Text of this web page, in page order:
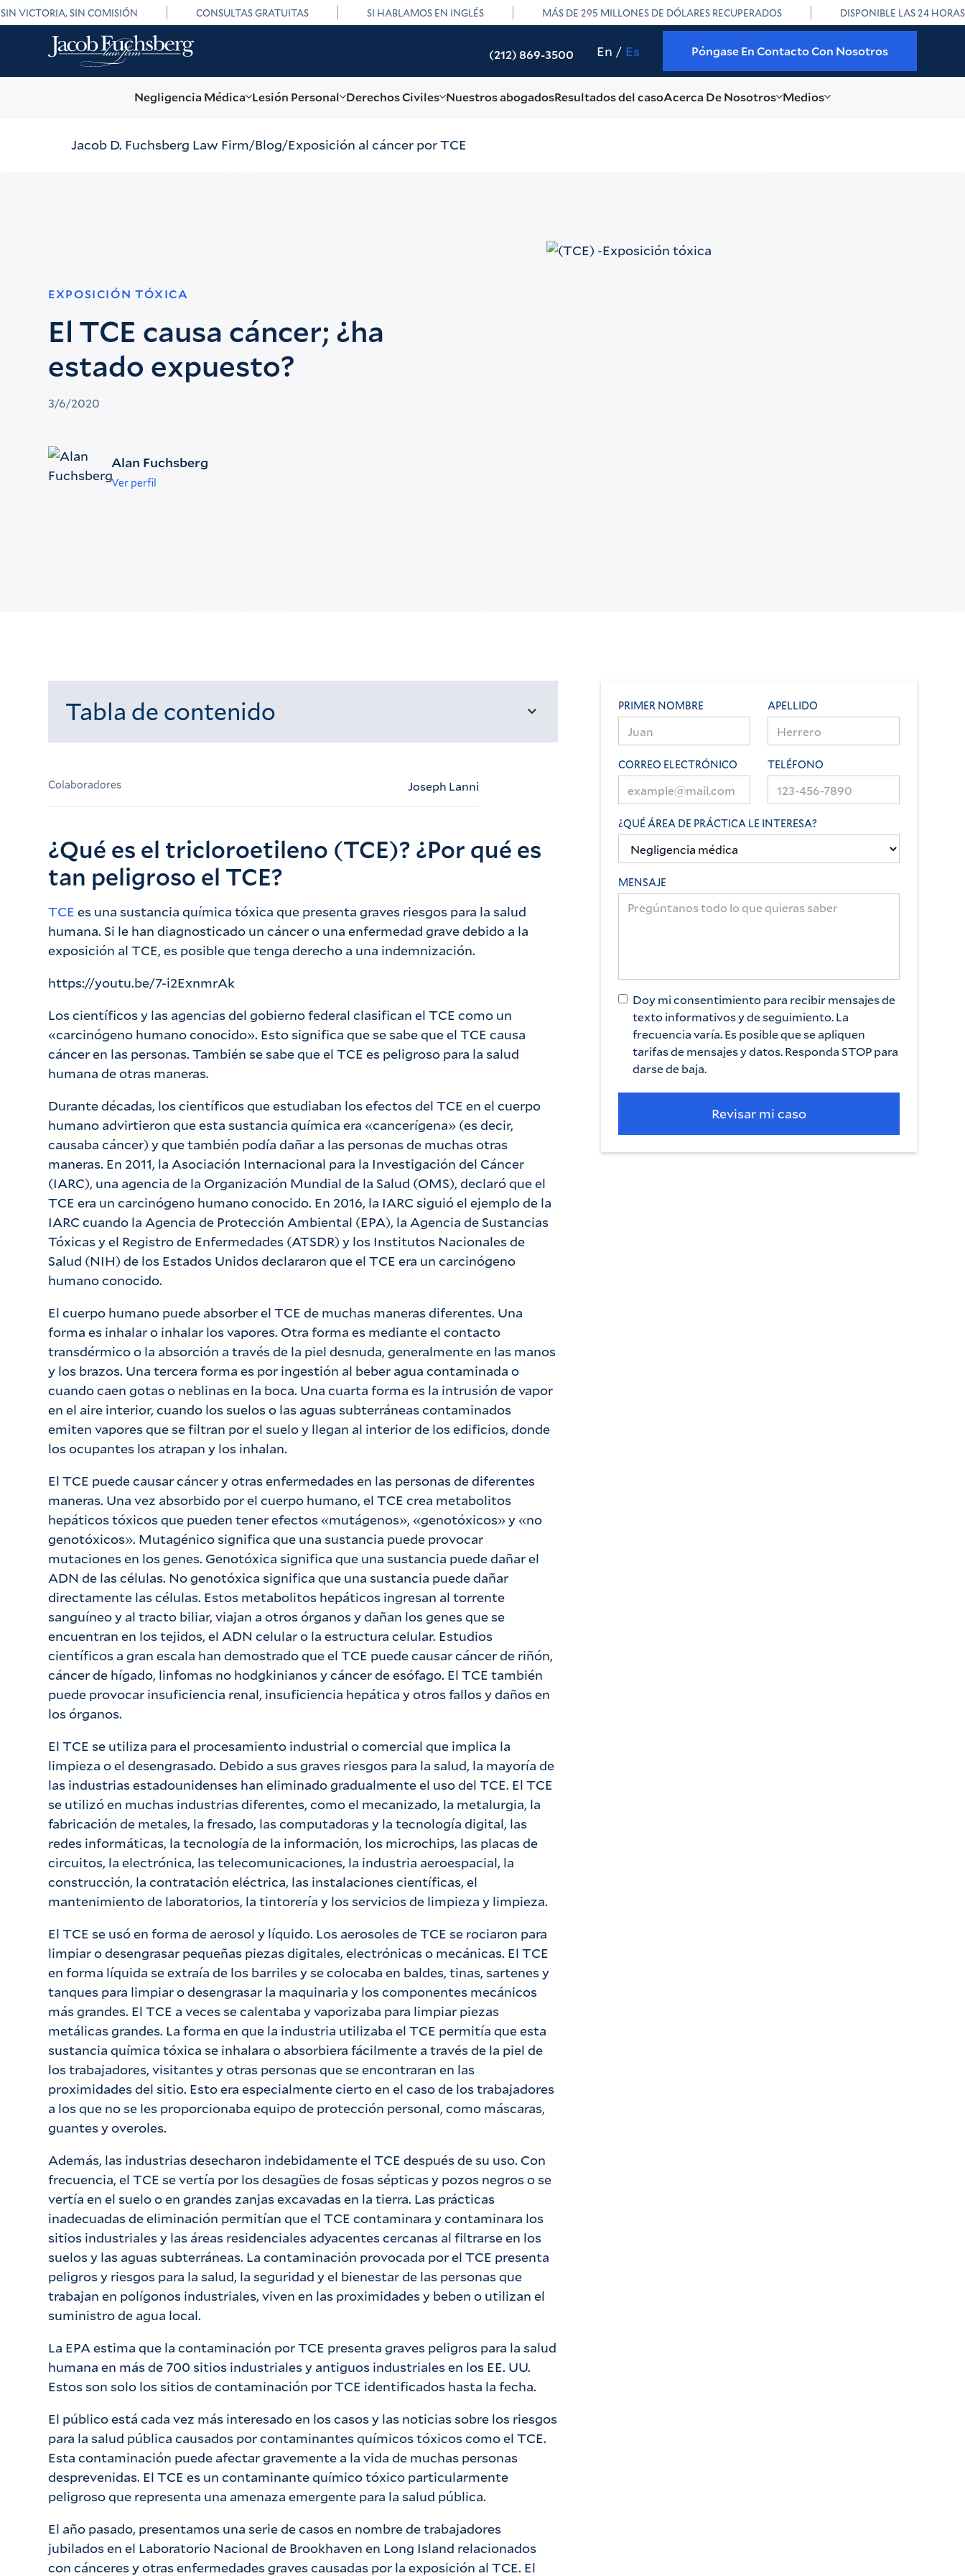
SIN VICTORIA, SIN COMISIÓN CONSULTAS GRATUITAS SI HABLAMOS EN INGLÉS MÁS DE 295 MILLONES DE DÓLARES RECUPERADOS DISPONIBLE LAS 24 HORAS
(212) 869-3500 En Es Póngase En Contacto Con Nosotros
Negligencia Médica Lesión Personal Derechos Civiles Nuestros abogadosResultados del casoAcerca De Nosotros Medios
Jacob D. Fuchsberg Law Firm Blog Exposición al cáncer por TCE
EXPOSICIÓN TÓXICA
El TCE causa cáncer; ¿ha
estado expuesto?
3/6/2020
Alan Fuchsberg
Ver perfil
Tabla de contenido
Colaboradores Joseph Lanni
¿Qué es el tricloroetileno (TCE)? ¿Por qué es
tan peligroso el TCE?
TCE es una sustancia química tóxica que presenta graves riesgos para la salud
humana. Si le han diagnosticado un cáncer o una enfermedad grave debido a la
exposición al TCE, es posible que tenga derecho a una indemnización.
https://youtu.be/7-i2ExnmrAk
Los científicos y las agencias del gobierno federal clasifican el TCE como un
«carcinógeno humano conocido». Esto significa que se sabe que el TCE causa
cáncer en las personas. También se sabe que el TCE es peligroso para la salud
humana de otras maneras.
Durante décadas, los científicos que estudiaban los efectos del TCE en el cuerpo
humano advirtieron que esta sustancia química era «cancerígena» (es decir,
causaba cáncer) y que también podía dañar a las personas de muchas otras
maneras. En 2011, la Asociación Internacional para la Investigación del Cáncer
(IARC), una agencia de la Organización Mundial de la Salud (OMS), declaró que el
TCE era un carcinógeno humano conocido. En 2016, la IARC siguió el ejemplo de la
IARC cuando la Agencia de Protección Ambiental (EPA), la Agencia de Sustancias
Tóxicas y el Registro de Enfermedades (ATSDR) y los Institutos Nacionales de
Salud (NIH) de los Estados Unidos declararon que el TCE era un carcinógeno
humano conocido.
El cuerpo humano puede absorber el TCE de muchas maneras diferentes. Una
forma es inhalar o inhalar los vapores. Otra forma es mediante el contacto
transdérmico o la absorción a través de la piel desnuda, generalmente en las manos
y los brazos. Una tercera forma es por ingestión al beber agua contaminada o
cuando caen gotas o neblinas en la boca. Una cuarta forma es la intrusión de vapor
en el aire interior, cuando los suelos o las aguas subterráneas contaminados
emiten vapores que se filtran por el suelo y llegan al interior de los edificios, donde
los ocupantes los atrapan y los inhalan.
El TCE puede causar cáncer y otras enfermedades en las personas de diferentes
maneras. Una vez absorbido por el cuerpo humano, el TCE crea metabolitos
hepáticos tóxicos que pueden tener efectos «mutágenos», «genotóxicos» y «no
genotóxicos». Mutagénico significa que una sustancia puede provocar
mutaciones en los genes. Genotóxica significa que una sustancia puede dañar el
ADN de las células. No genotóxica significa que una sustancia puede dañar
directamente las células. Estos metabolitos hepáticos ingresan al torrente
sanguíneo y al tracto biliar, viajan a otros órganos y dañan los genes que se
encuentran en los tejidos, el ADN celular o la estructura celular. Estudios
científicos a gran escala han demostrado que el TCE puede causar cáncer de riñón,
cáncer de hígado, linfomas no hodgkinianos y cáncer de esófago. El TCE también
puede provocar insuficiencia renal, insuficiencia hepática y otros fallos y daños en
los órganos.
El TCE se utiliza para el procesamiento industrial o comercial que implica la
limpieza o el desengrasado. Debido a sus graves riesgos para la salud, la mayoría de
las industrias estadounidenses han eliminado gradualmente el uso del TCE. El TCE
se utilizó en muchas industrias diferentes, como el mecanizado, la metalurgia, la
fabricación de metales, la fresado, las computadoras y la tecnología digital, las
redes informáticas, la tecnología de la información, los microchips, las placas de
circuitos, la electrónica, las telecomunicaciones, la industria aeroespacial, la
construcción, la contratación eléctrica, las instalaciones científicas, el
mantenimiento de laboratorios, la tintorería y los servicios de limpieza y limpieza.
El TCE se usó en forma de aerosol y líquido. Los aerosoles de TCE se rociaron para
limpiar o desengrasar pequeñas piezas digitales, electrónicas o mecánicas. El TCE
en forma líquida se extraía de los barriles y se colocaba en baldes, tinas, sartenes y
tanques para limpiar o desengrasar la maquinaria y los componentes mecánicos
más grandes. El TCE a veces se calentaba y vaporizaba para limpiar piezas
metálicas grandes. La forma en que la industria utilizaba el TCE permitía que esta
sustancia química tóxica se inhalara o absorbiera fácilmente a través de la piel de
los trabajadores, visitantes y otras personas que se encontraran en las
proximidades del sitio. Esto era especialmente cierto en el caso de los trabajadores
a los que no se les proporcionaba equipo de protección personal, como máscaras,
guantes y overoles.
Además, las industrias desecharon indebidamente el TCE después de su uso. Con
frecuencia, el TCE se vertía por los desagües de fosas sépticas y pozos negros o se
vertía en el suelo o en grandes zanjas excavadas en la tierra. Las prácticas
inadecuadas de eliminación permitían que el TCE contaminara y contaminara los
sitios industriales y las áreas residenciales adyacentes cercanas al filtrarse en los
suelos y las aguas subterráneas. La contaminación provocada por el TCE presenta
peligros y riesgos para la salud, la seguridad y el bienestar de las personas que
trabajan en polígonos industriales, viven en las proximidades y beben o utilizan el
suministro de agua local.
La EPA estima que la contaminación por TCE presenta graves peligros para la salud
humana en más de 700 sitios industriales y antiguos industriales en los EE. UU.
Estos son solo los sitios de contaminación por TCE identificados hasta la fecha.
El público está cada vez más interesado en los casos y las noticias sobre los riesgos
para la salud pública causados por contaminantes químicos tóxicos como el TCE.
Esta contaminación puede afectar gravemente a la vida de muchas personas
desprevenidas. El TCE es un contaminante químico tóxico particularmente
peligroso que representa una amenaza emergente para la salud pública.
El año pasado, presentamos una serie de casos en nombre de trabajadores
jubilados en el Laboratorio Nacional de Brookhaven en Long Island relacionados
con cánceres y otras enfermedades graves causadas por la exposición al TCE. El
PRIMER NOMBRE APELLIDO
CORREO ELECTRÓNICO TELÉFONO
¿QUÉ ÁREA DE PRÁCTICA LE INTERESA?
MENSAJE
Doy mi consentimiento para recibir mensajes de
texto informativos y de seguimiento. La
frecuencia varía. Es posible que se apliquen
tarifas de mensajes y datos. Responda STOP para
darse de baja.